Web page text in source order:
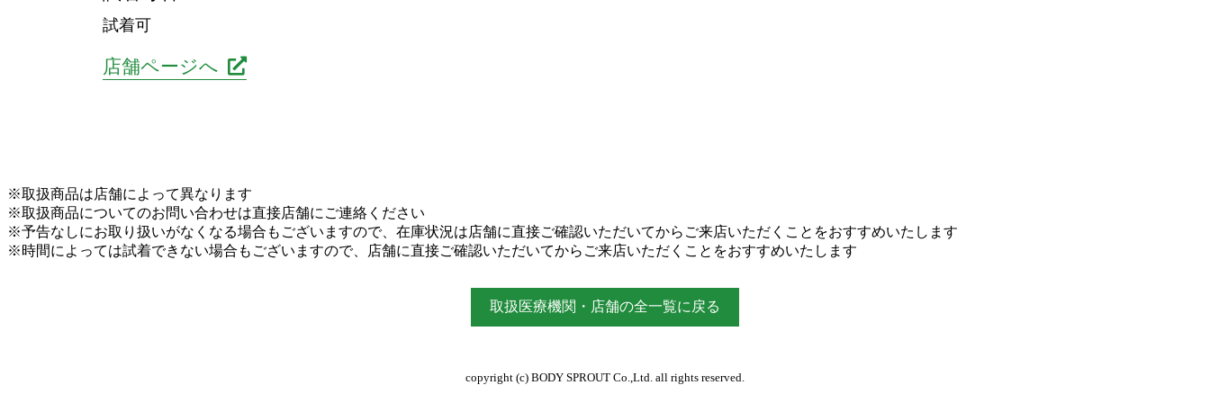
試着可
店舗ページへ
※取扱商品は店舗によって異なります
※取扱商品についてのお問い合わせは直接店舗にご連絡ください
※予告なしにお取り扱いがなくなる場合もございますので、在庫状況は店舗に直接ご確認いただいてからご来店いただくことをおすすめいたします
※時間によっては試着できない場合もございますので、店舗に直接ご確認いただいてからご来店いただくことをおすすめいたします
取扱医療機関・店舗の全一覧に戻る
copyright (c) BODY SPROUT Co.,Ltd. all rights reserved.